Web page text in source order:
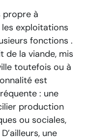
propre à
exploitations
fonctions .
de la viande, mis
toutefois ou à
est
: une
production
ou sociales,
une